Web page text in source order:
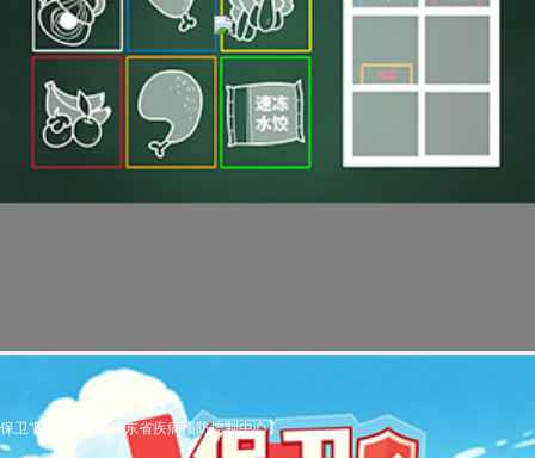
保卫“肌肉银行”【广东省疾病预防控制中心】